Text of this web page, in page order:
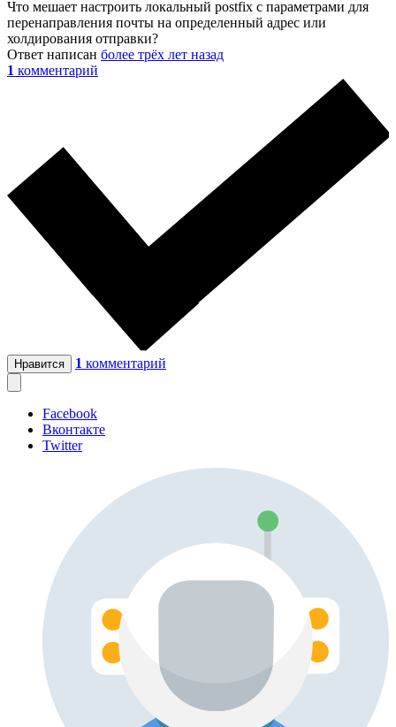
Что мешает настроить локальный postfix с параметрами для
перенаправления почты на определенный адрес или
холдирования отправки?
Ответ написан более трёх лет назад
1 комментарий
Нравится 1 комментарий
Facebook
Вконтакте
Twitter